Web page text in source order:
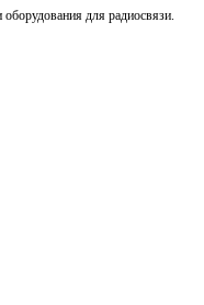
для радиосвязи.